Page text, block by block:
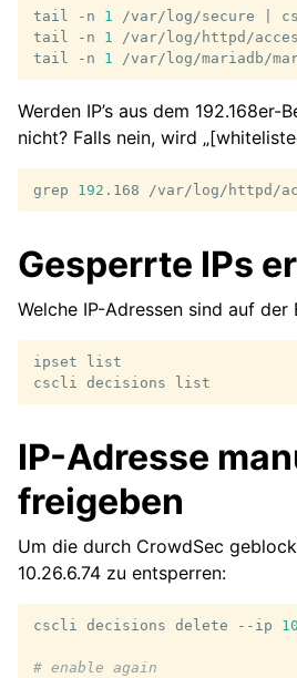
tail -n 1 /var/log/secure
tail
-n 1 /var/log/httpd/
tail
-n 1 /var/log/mariadb/
Werden IP’s aus dem
nicht? Falls nein, wird
grep 192 .168 /var/log/httpd/
Gesperrte IPs
Welche IP-Adressen sind auf der
ipset
list
cscli decisions
IP-Adresse
freigeben
Um die durch CrowdSec
10.26.6.74 zu entsperren:
cscli decisions delete --ip 10
# enable again